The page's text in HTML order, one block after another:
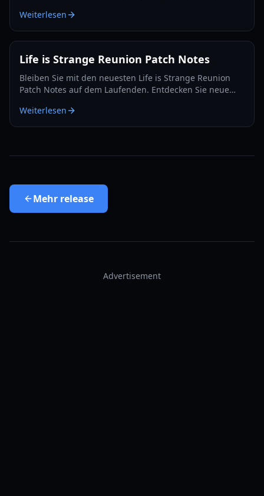
Weiterlesen
Life is Strange Reunion Patch Notes
Bleiben Sie mit den neuesten Life is Strange Reunion
Patch Notes auf dem Laufenden. Entdecken Sie neue
Chloe sowie Performance-Fixes.
Weiterlesen
Mehr release
Advertisement